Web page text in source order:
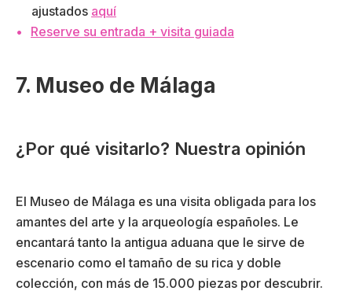
ajustados aquí
Reserve su entrada + visita guiada
7. Museo de Málaga
¿Por qué visitarlo? Nuestra opinión
El Museo de Málaga es una visita obligada para los
amantes del arte y la arqueología españoles. Le
encantará tanto la antigua aduana que le sirve de
escenario como el tamaño de su rica y doble
colección, con más de 15.000 piezas por descubrir.